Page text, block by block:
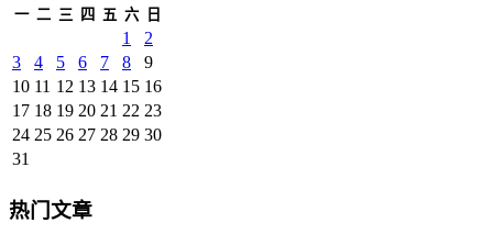
一 二 三 四 五 六 日
1
2
3
4 5 6 7 8
9
10 11 12 13 14 15 16
17 18 19 20 21 22 23
24 25 26 27 28 29 30
31
热门文章